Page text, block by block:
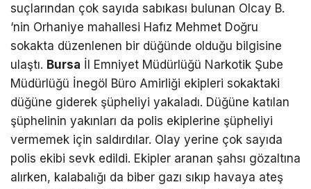
suçlarından çok sayıda sabıkası bulunan Olcay B.
‘nin Orhaniye mahallesi Hafız Mehmet Doğru
sokakta düzenlenen bir düğünde olduğu bilgisine
ulaştı. Bursa İl Emniyet Müdürlüğü Narkotik Şube
Müdürlüğü İnegöl Büro Amirliği ekipleri sokaktaki
düğüne giderek şüpheliyi yakaladı. Düğüne katılan
şüphelinin yakınları da polis ekiplerine şüpheliyi
vermemek için saldırdılar. Olay yerine çok sayıda
polis ekibi sevk edildi. Ekipler aranan şahsı gözaltına
alırken, kalabalığı da biber gazı sıkıp havaya ateş